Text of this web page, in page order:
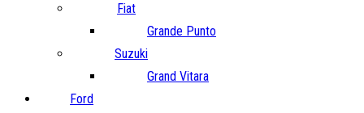
Fiat
Grande Punto
Suzuki
Grand Vitara
Ford